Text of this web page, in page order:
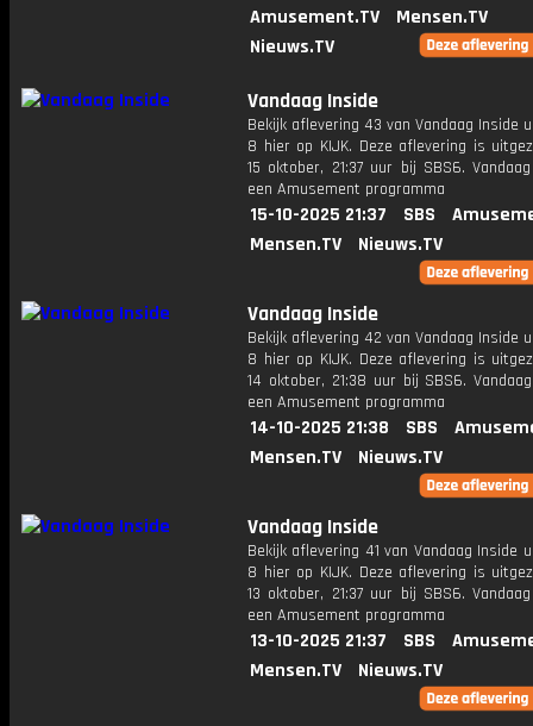
Amusement.TV
Mensen.TV
Nieuws.TV
Vandaag Inside
Bekijk aflevering 43 van Vandaag Inside
8 hier op KIJK. Deze aflevering is
15 oktober, 21:37 uur bij SBS6.
een Amusement programma
15-10-2025 21:37 SBS
Mensen.TV
Nieuws.TV
Vandaag Inside
Bekijk aflevering 42 van Vandaag Inside
8 hier op KIJK. Deze aflevering is
14 oktober, 21:38 uur bij SBS6.
een Amusement programma
14-10-2025 21:38 SBS
Mensen.TV
Nieuws.TV
Vandaag Inside
Bekijk aflevering 41 van Vandaag Inside
8 hier op KIJK. Deze aflevering is
13 oktober, 21:37 uur bij SBS6.
een Amusement programma
13-10-2025 21:37 SBS
Mensen.TV
Nieuws.TV